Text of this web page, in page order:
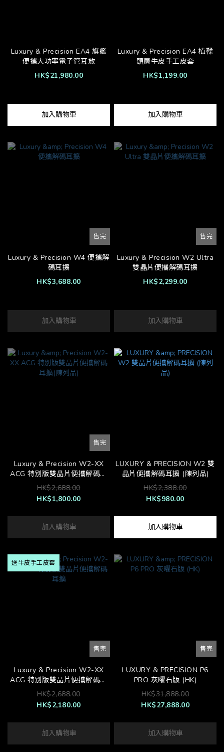
Luxury & Precision EA4 旗艦
便攜大功率電子管耳放
HK$21,980.00
加入購物車
Luxury & Precision EA4 植鞣
頭層牛皮手工皮套
HK$1,199.00
加入購物車
售完
Luxury & Precision W4 便攜解
碼耳擴
HK$3,688.00
加入購物車
售完
Luxury & Precision W2 Ultra
雙晶片便攜解碼耳擴
HK$2,299.00
加入購物車
售完
Luxury & Precision W2-XX
ACG 特別版雙晶片便攜解碼耳
擴(陳列品)
HK$2,688.00
HK$1,800.00
加入購物車
LUXURY & PRECISION W2 雙
晶片便攜解碼耳擴 (陳列品)
HK$2,388.00
HK$980.00
加入購物車
送牛皮手工皮套
售完
Luxury & Precision W2-XX
ACG 特別版雙晶片便攜解碼耳
擴
HK$2,688.00
HK$2,180.00
加入購物車
售完
LUXURY & PRECISION P6
PRO 灰曜石版 (HK)
HK$31,888.00
HK$27,888.00
加入購物車